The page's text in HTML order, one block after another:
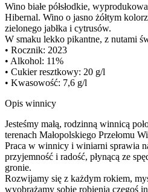
Wino białe półsłodkie,
Hibernal. Wino o jasno żółtym
zielonego jabłka i cytrusów.
W smaku lekko pikantne, z nutami
• Rocznik: 2023
• Alkohol: 11%
• Cukier resztkowy: 20 g/l
• Kwasowość: 7,6 g/l
Opis winnicy
Jesteśmy małą, rodzinną winnicą
terenach Małopolskiego Przełomu
Praca w winnicy i winiarni sprawia
przyjemność i radość, płynącą ze
gronie.
Rozwijamy się z każdym rokiem,
wyobrażamy sobie robienia czegoś